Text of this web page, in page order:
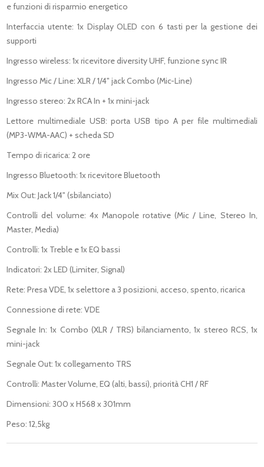
e funzioni di risparmio energetico
Interfaccia utente: 1x Display OLED con 6 tasti per la gestione dei
supporti
Ingresso wireless: 1x ricevitore diversity UHF, funzione sync IR
Ingresso Mic / Line: XLR / 1/4" jack Combo (Mic-Line)
Ingresso stereo: 2x RCA In + 1x mini-jack
Lettore multimediale USB: porta USB tipo A per file multimediali
(MP3-WMA-AAC) + scheda SD
Tempo di ricarica: 2 ore
Ingresso Bluetooth: 1x ricevitore Bluetooth
Mix Out: Jack 1/4" (sbilanciato)
Controlli del volume: 4x Manopole rotative (Mic / Line, Stereo In,
Master, Media)
Controlli: 1x Treble e 1x EQ bassi
Indicatori: 2x LED (Limiter, Signal)
Rete: Presa VDE, 1x selettore a 3 posizioni, acceso, spento, ricarica
Connessione di rete: VDE
Segnale In: 1x Combo (XLR / TRS) bilanciamento, 1x stereo RCS, 1x
mini-jack
Segnale Out: 1x collegamento TRS
Controlli: Master Volume, EQ (alti, bassi), priorità CH1 / RF
Dimensioni: 300 x H568 x 301mm
Peso: 12,5kg